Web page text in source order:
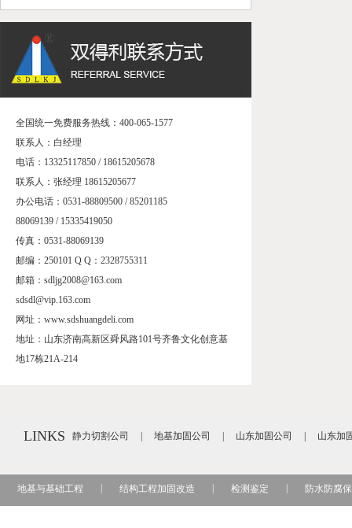
全国统一免费服务热线：400-065-1577
联系人：白经理
电话：13325117850 / 18615205678
联系人：张经理 18615205677
办公电话：0531-88809500 / 85201185
88069139 / 15335419050
传真：0531-88069139
邮编：250101 Q Q：2328755311
邮箱：sdljg2008@163.com
sdsdl@vip.163.com
网址：www.sdshuangdeli.com
地址：山东济南高新区舜风路101号齐鲁文化创意基
地17栋21A-214
LINKS 静力切割公司 地基加固公司 山东加固公司 山东加
地基与基础工程 结构工程加固改造 检测鉴定 防水防腐